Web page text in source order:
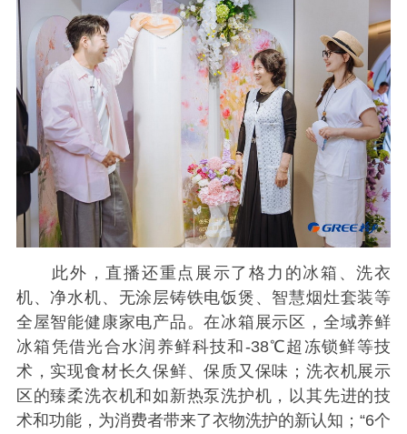
此外，直播还重点展示了格力的冰箱、洗衣
机、净水机、无涂层铸铁电饭煲、智慧烟灶套装等
全屋智能健康家电产品。在冰箱展示区，全域养鲜
冰箱凭借光合水润养鲜科技和-38℃超冻锁鲜等技
术，实现食材长久保鲜、保质又保味；洗衣机展示
区的臻柔洗衣机和如新热泵洗护机，以其先进的技
术和功能，为消费者带来了衣物洗护的新认知；“6个